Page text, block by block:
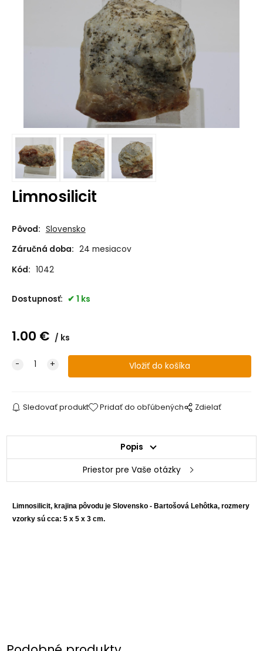
Limnosilicit
Pôvod: Slovensko
Záručná doba: 24 mesiacov
Kód: 1042
Dostupnosť: 1 ks
1.00 € ks
Sledovať produkt Pridať do obľúbených Zdielať
Popis
Priestor pre Vaše otázky
Limnosilicit, krajina pôvodu je Slovensko - Bartošová Lehôtka, rozmery
vzorky sú cca: 5 x 5 x 3 cm.